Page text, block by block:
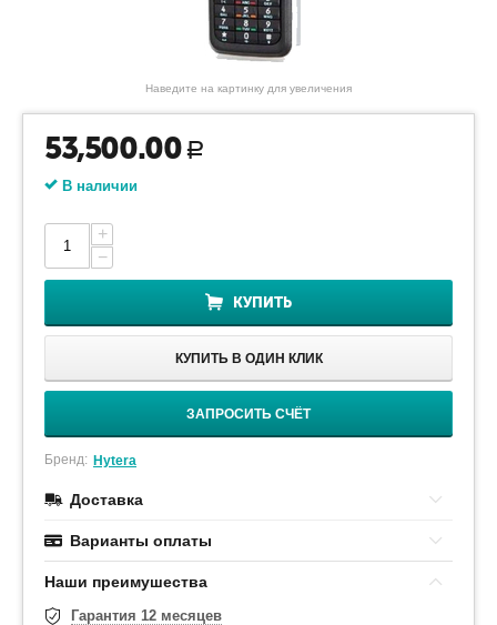
Наведите на картинку для увеличения
53,500.00 Р
В наличии
+
−
КУПИТЬ
КУПИТЬ В ОДИН КЛИК
ЗАПРОСИТЬ СЧЁТ
Бренд: Hytera
Доставка
Варианты оплаты
Наши преимушества
Гарантия 12 месяцев